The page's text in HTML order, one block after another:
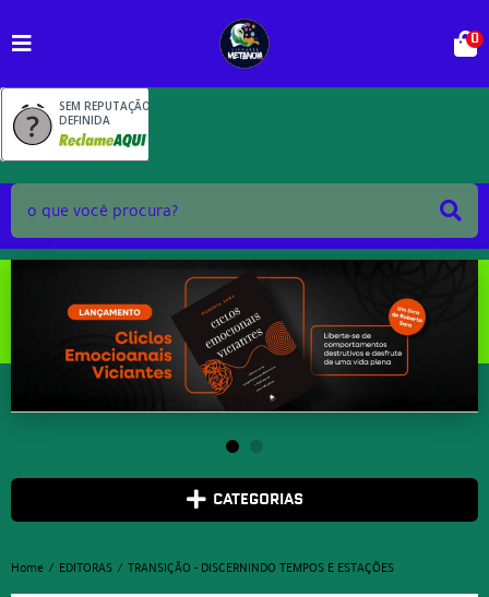
SEM REPUTAÇÃO
DEFINIDA
0
CATEGORIAS
Home EDITORAS TRANSIÇÃO - DISCERNINDO TEMPOS E ESTAÇÕES